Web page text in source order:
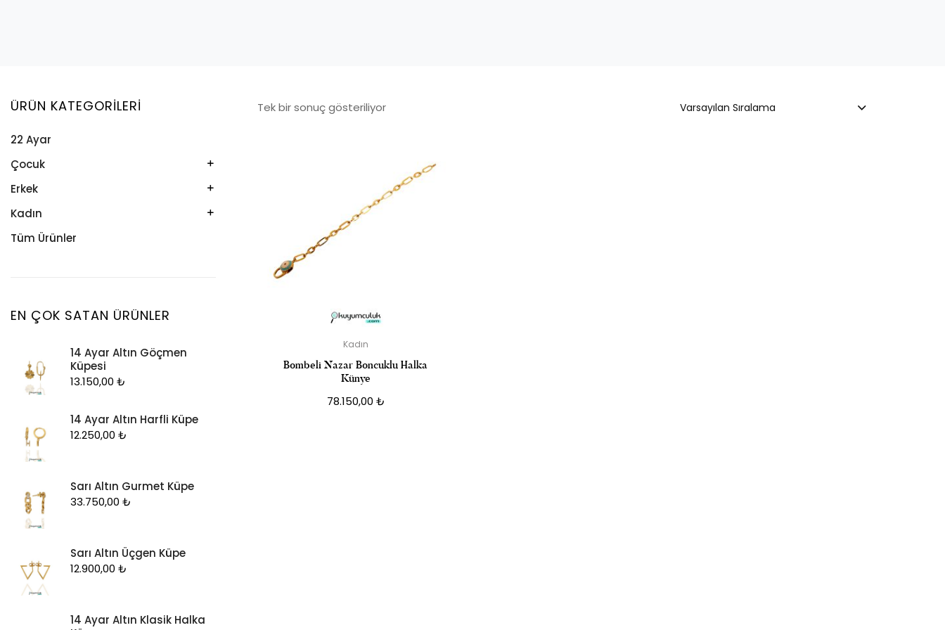
Tek bir sonuç gösteriliyor Varsayılan Sıralama
Kadın
Bombeli Nazar Boncuklu Halka
Künye
78.150,00 ₺
ÜRÜN KATEGORILERI
22 Ayar
Çocuk
Kelepçe
Kolye
Künye
Erkek
Kelepçe
Künye
Kadın
Bileklik
Küpe
Piercing
Şahmeran
Yüzük
Tüm Ürünler
EN ÇOK SATAN ÜRÜNLER
14 Ayar Altın Göçmen
Küpesi
13.150,00 ₺
14 Ayar Altın Harfli Küpe
12.250,00 ₺
Sarı Altın Gurmet Küpe
33.750,00 ₺
Sarı Altın Üçgen Küpe
12.900,00 ₺
14 Ayar Altın Klasik Halka